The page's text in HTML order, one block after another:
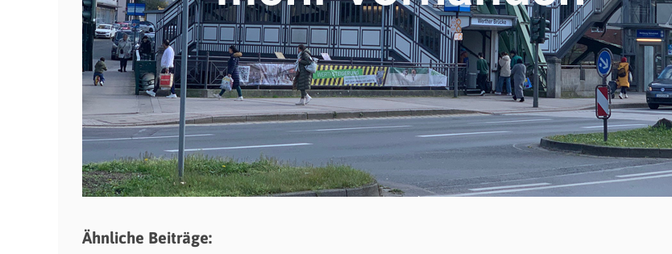
Ähnliche Beiträge: